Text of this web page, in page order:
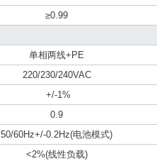
≥0.99
单相两线+PE
220/230/240VAC
+/-1%
0.9
50/60Hz+/-0.2Hz(电池模式)
<2%(线性负载)